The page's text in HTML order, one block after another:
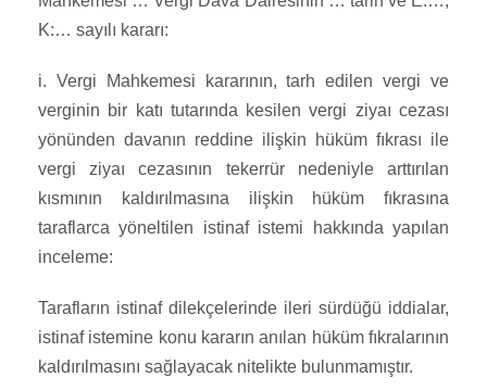
K:… sayılı kararı:
i. Vergi Mahkemesi kararının, tarh edilen vergi ve
verginin bir katı tutarında kesilen vergi ziyaı cezası
yönünden davanın reddine ilişkin hüküm fıkrası ile
vergi ziyaı cezasının tekerrür nedeniyle arttırılan
kısmının kaldırılmasına ilişkin hüküm fıkrasına
taraflarca yöneltilen istinaf istemi hakkında yapılan
inceleme:
Tarafların istinaf dilekçelerinde ileri sürdüğü iddialar,
istinaf istemine konu kararın anılan hüküm fıkralarının
kaldırılmasını sağlayacak nitelikte bulunmamıştır.